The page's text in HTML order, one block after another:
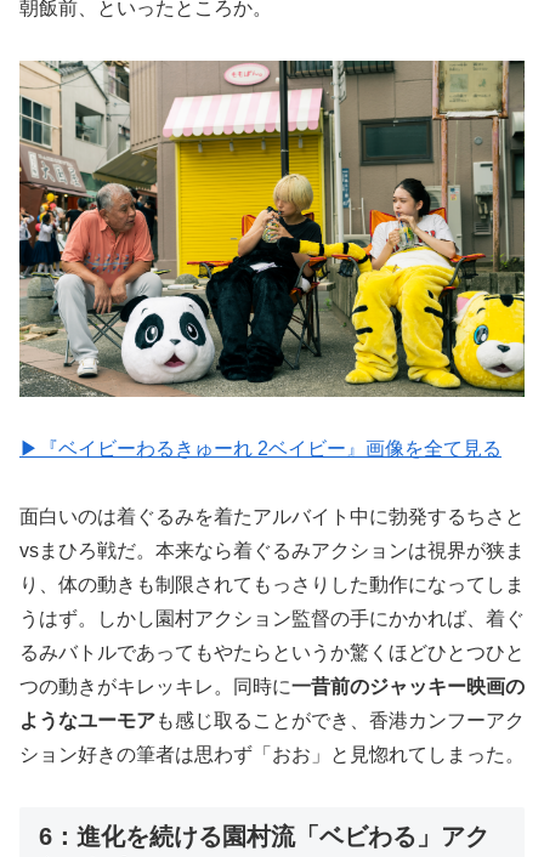
朝飯前、といったところか。
▶︎『ベイビーわるきゅーれ 2ベイビー』画像を全て見る
面白いのは着ぐるみを着たアルバイト中に勃発するちさと
vsまひろ戦だ。本来なら着ぐるみアクションは視界が狭ま
り、体の動きも制限されてもっさりした動作になってしま
うはず。しかし園村アクション監督の手にかかれば、着ぐ
るみバトルであってもやたらというか驚くほどひとつひと
つの動きがキレッキレ。同時に一昔前のジャッキー映画の
ようなユーモアも感じ取ることができ、香港カンフーアク
ション好きの筆者は思わず「おお」と見惚れてしまった。
6：進化を続ける園村流「ベビわる」アク